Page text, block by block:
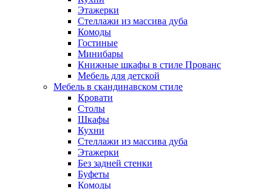
Этажерки
Стеллажи из массива дуба
Комоды
Гостиные
Минибары
Книжные шкафы в стиле Прованс
Мебель для детской
Мебель в скандинавском стиле
Кровати
Столы
Шкафы
Кухни
Стеллажи из массива дуба
Этажерки
Без задней стенки
Буфеты
Комоды